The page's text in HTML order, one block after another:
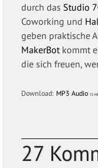
durch dasStudio
Coworking und
geben praktische
MakerBotkommt
die sich freuen,
Download: MP3 Audio 72
27